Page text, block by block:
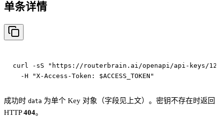
单条详情
curl -sS "https://routerbrain.ai/openapi/api-keys/
成功时 data 为单个 Key 对象（字段见上文）。密钥不存在时返回
HTTP404。